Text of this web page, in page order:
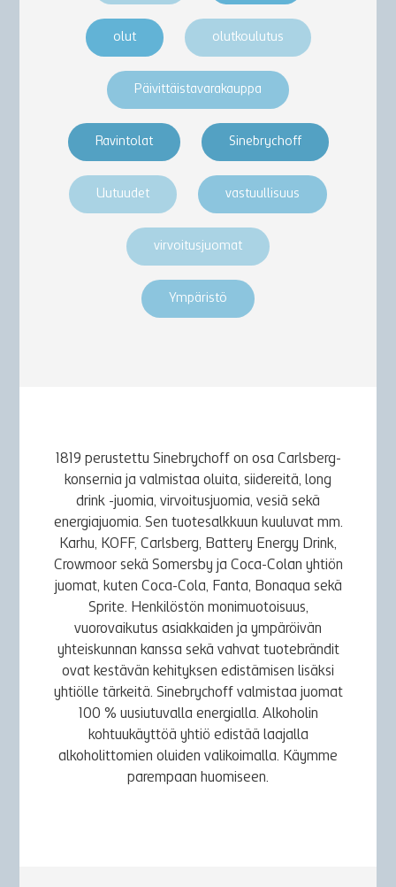
olut olutkoulutus
Päivittäistavarakauppa
Ravintolat Sinebrychoff
Uutuudet vastuullisuus
virvoitusjuomat
Ympäristö
1819 perustettu Sinebrychoff on osa Carlsberg-
konsernia ja valmistaa oluita, siidereitä, long
drink -juomia, virvoitusjuomia, vesiä sekä
energiajuomia. Sen tuotesalkkuun kuuluvat mm.
Karhu, KOFF, Carlsberg, Battery Energy Drink,
Crowmoor sekä Somersby ja Coca-Colan yhtiön
juomat, kuten Coca-Cola, Fanta, Bonaqua sekä
Sprite. Henkilöstön monimuotoisuus,
vuorovaikutus asiakkaiden ja ympäröivän
yhteiskunnan kanssa sekä vahvat tuotebrändit
ovat kestävän kehityksen edistämisen lisäksi
yhtiölle tärkeitä. Sinebrychoff valmistaa juomat
100 % uusiutuvalla energialla. Alkoholin
kohtuukäyttöä yhtiö edistää laajalla
alkoholittomien oluiden valikoimalla. Käymme
parempaan huomiseen.